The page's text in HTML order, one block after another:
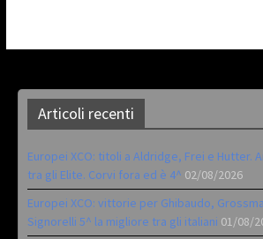
Articoli recenti
Europei XCO: titoli a Aldridge, Frei e Hutter.
tra gli Elite. Corvi fora ed è 4^ 02/08/2026
Europei XCO: vittorie per Ghibaudo,
Signorelli 5^ la migliore tra gli italiani 01/08/